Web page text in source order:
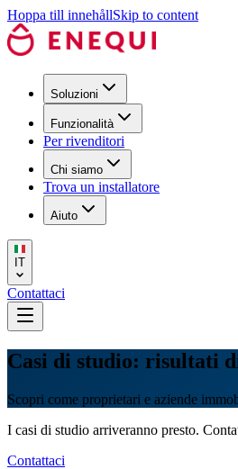
Hoppa till innehållSkip to content
Soluzioni
Funzionalità
Per rivenditori
Chi siamo
Trova un installatore
Aiuto
IT
Contattaci
Casi di studio: risultati
Scopri come proprietari e aziende
I casi di studio arriveranno presto.
Contattaci